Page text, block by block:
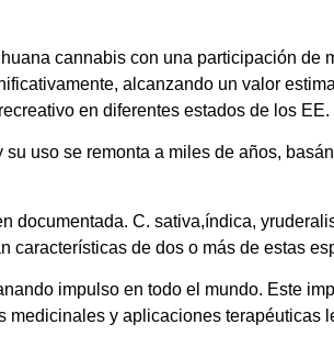
cannabis con una participación de
alcanzando un valor
en diferentes estados de los EE.
uso se remonta a miles de años,
documentada. C. sativa,índica,
características de dos o más de estas
impulso en todo el mundo. Este
medicinales y aplicaciones terapéuticas